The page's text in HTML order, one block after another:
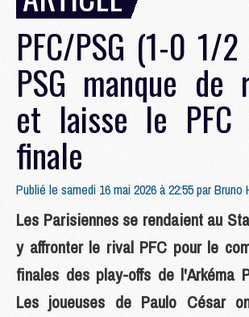
PFC/PSG (1-0 1/
PSG manque de
et laisse le
finale
Publié le samedi 16 mai 2026 à 22:55 parBruno
Les Parisiennes se rendaient au
y affronter le rival PFC pour le
finales des play-offs de l'Arkéma
Les joueuses de Paulo César